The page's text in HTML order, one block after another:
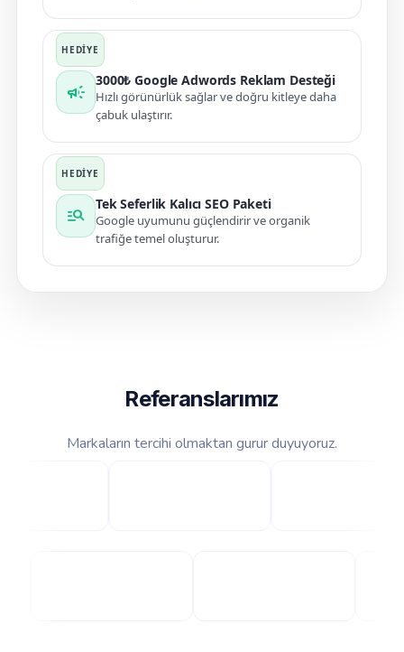
campaign
3000₺ Google Adwords Reklam Desteği
Hızlı görünürlük sağlar ve doğru kitleye daha
çabuk ulaştırır.
manage_search
Tek Seferlik Kalıcı SEO Paketi
Google uyumunu güçlendirir ve organik
trafiğe temel oluşturur.
Referanslarımız
Markaların tercihi olmaktan gurur duyuyoruz.